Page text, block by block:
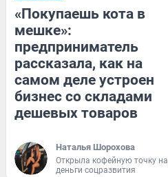
«Покупаешь кота в
мешке»:
предприниматель
рассказала, как на
самом деле устроен
бизнес со складами
дешевых товаров
Наталья Шорохова
Открыла кофейную точку на
деньги соцразвития